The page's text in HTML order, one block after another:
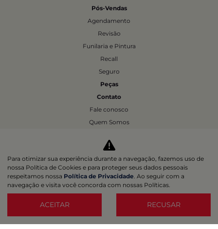
Pós-Vendas
Agendamento
Revisão
Funilaria e Pintura
Recall
Seguro
Peças
Contato
Fale conosco
Quem Somos
Agende um test-drive
Política de Privacidade
Desenvolvido pela DEALERSPACE ® Direitos Reservados.
Para otimizar sua experiência durante a navegação, fazemos uso de
nossa Política de Cookies e para proteger seus dados pessoais
respeitamos nossa Política de Privacidade. Ao seguir com a
navegação e visita você concorda com nossas Políticas.
ACEITAR RECUSAR